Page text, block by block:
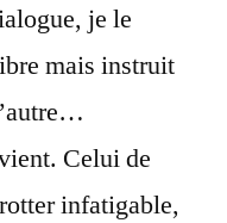
je le
mais instruit
Celui de
infatigable,